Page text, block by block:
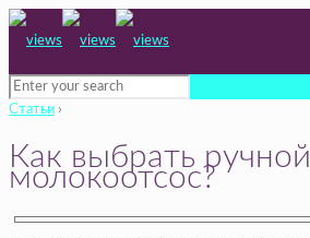
Статьи ›
Как выбрать ручной
молокоотсос?